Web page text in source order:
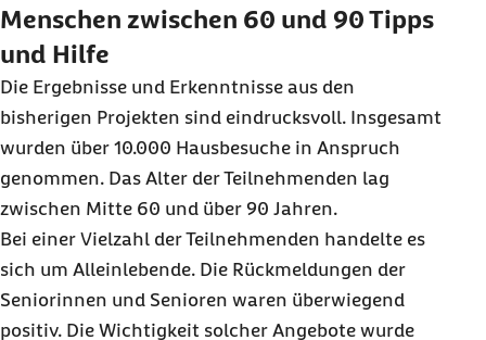
Menschen zwischen 60 und 90 Tipps
und Hilfe
Die Ergebnisse und Erkenntnisse aus den
bisherigen Projekten sind eindrucksvoll. Insgesamt
wurden über 10.000 Hausbesuche in Anspruch
genommen. Das Alter der Teilnehmenden lag
zwischen Mitte 60 und über 90 Jahren.
Bei einer Vielzahl der Teilnehmenden handelte es
sich um Alleinlebende. Die Rückmeldungen der
Seniorinnen und Senioren waren überwiegend
positiv. Die Wichtigkeit solcher Angebote wurde